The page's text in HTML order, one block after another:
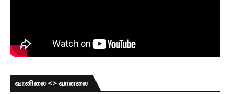
வானிலை <> வானலை